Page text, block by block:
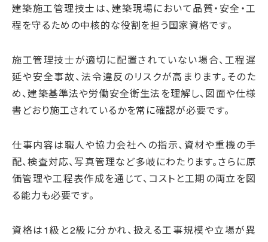
建築施工管理技士は、建築現場において品質・安全・工
程を守るための中核的な役割を担う国家資格です。
施工管理技士が適切に配置されていない場合、工程遅
延や安全事故、法令違反のリスクが高まります。そのた
め、建築基準法や労働安全衛生法を理解し、図面や仕様
書どおり施工されているかを常に確認が必要です。
仕事内容は職人や協力会社への指示、資材や重機の手
配、検査対応、写真管理など多岐にわたります。さらに原
価管理や工程表作成を通じて、コストと工期の両立を図
る能力も必要です。
資格は1級と2級に分かれ、扱える工事規模や立場が異